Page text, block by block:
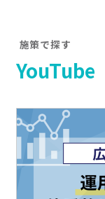
施策で探す
YouTube